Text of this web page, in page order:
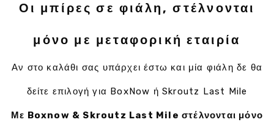
Οι μπίρες σε φιάλη, στέλνονται
μόνο με μεταφορική εταιρία
Αν στο καλάθι σας υπάρχει έστω και μία φιάλη δε θα
δείτε επιλογή για BoxNow ή Skroutz Last Mile
Με Boxnow & Skroutz Last Mile στέλνονται μόνο